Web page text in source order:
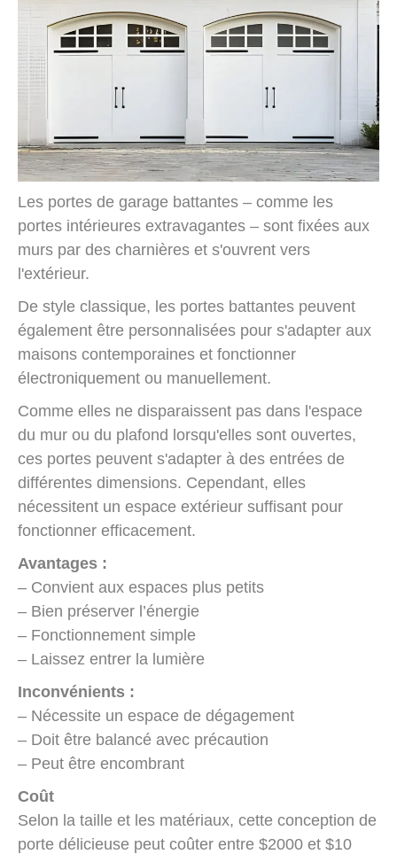
Les portes de garage battantes – comme les
portes intérieures extravagantes – sont fixées aux
murs par des charnières et s'ouvrent vers
l'extérieur.
De style classique, les portes battantes peuvent
également être personnalisées pour s'adapter aux
maisons contemporaines et fonctionner
électroniquement ou manuellement.
Comme elles ne disparaissent pas dans l'espace
du mur ou du plafond lorsqu'elles sont ouvertes,
ces portes peuvent s'adapter à des entrées de
différentes dimensions. Cependant, elles
nécessitent un espace extérieur suffisant pour
fonctionner efficacement.
Avantages :
– Convient aux espaces plus petits
– Bien préserver l’énergie
– Fonctionnement simple
– Laissez entrer la lumière
Inconvénients :
– Nécessite un espace de dégagement
– Doit être balancé avec précaution
– Peut être encombrant
Coût
Selon la taille et les matériaux, cette conception de
porte délicieuse peut coûter entre $2000 et $10